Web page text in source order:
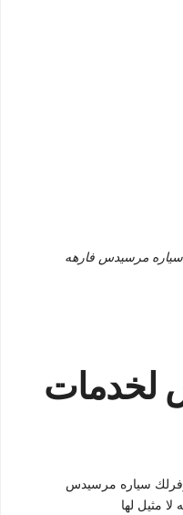
سياره مرسيدس فارهه
لخدمات
للسياحه 01551350321 هتوفرلك سياره مرسيدس
لا مثيل لها